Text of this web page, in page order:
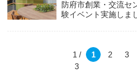
防府市創業・交流セ
験イベント実施しま
1 /
3
1 2 3